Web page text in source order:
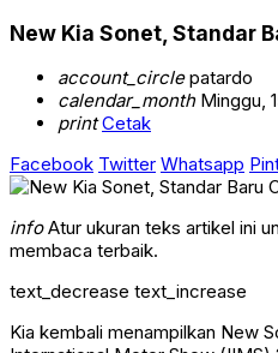
New Kia Sonet, Standar
account_circlepatardo
calendar_monthMinggu,
print Cetak
Facebook Twitter Whatsapp
infoAtur ukuran teks artikel ini
membaca terbaik.
text_decrease text_increase
Kia kembali menampilkan New